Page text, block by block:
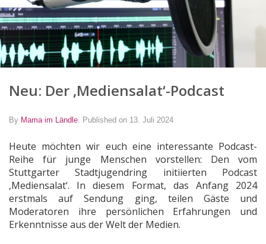
Neu: Der ‚Mediensalat‘-Podcast
By Mama im Ländle Published on 13. Juli 2024
Heute möchten wir euch eine interessante Podcast-
Reihe für junge Menschen vorstellen: Den vom
Stuttgarter Stadtjugendring initiierten Podcast
‚Mediensalat‘. In diesem Format, das Anfang 2024
erstmals auf Sendung ging, teilen Gäste und
Moderatoren ihre persönlichen Erfahrungen und
Erkenntnisse aus der Welt der Medien.